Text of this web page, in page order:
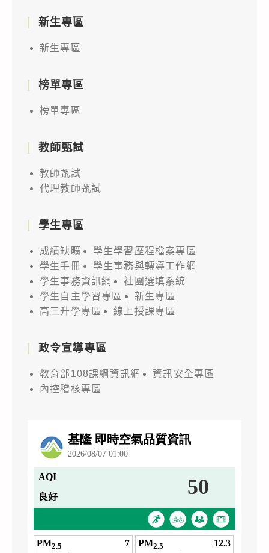
新生專區
新生專區
榜單專區
榜單專區
教師甄試
教師甄試
代理教師甄試
學生專區
成績缺曠
學生學習歷程檔案專區
學生手冊
學生事務與轉導工作網
學生事務資訊網
社團選填系統
學生自主學習專區
新生專區
高三升學專區
線上授課專區
政令宣導專區
教育部108課綱資訊網
資訊安全專區
內控稽核專區